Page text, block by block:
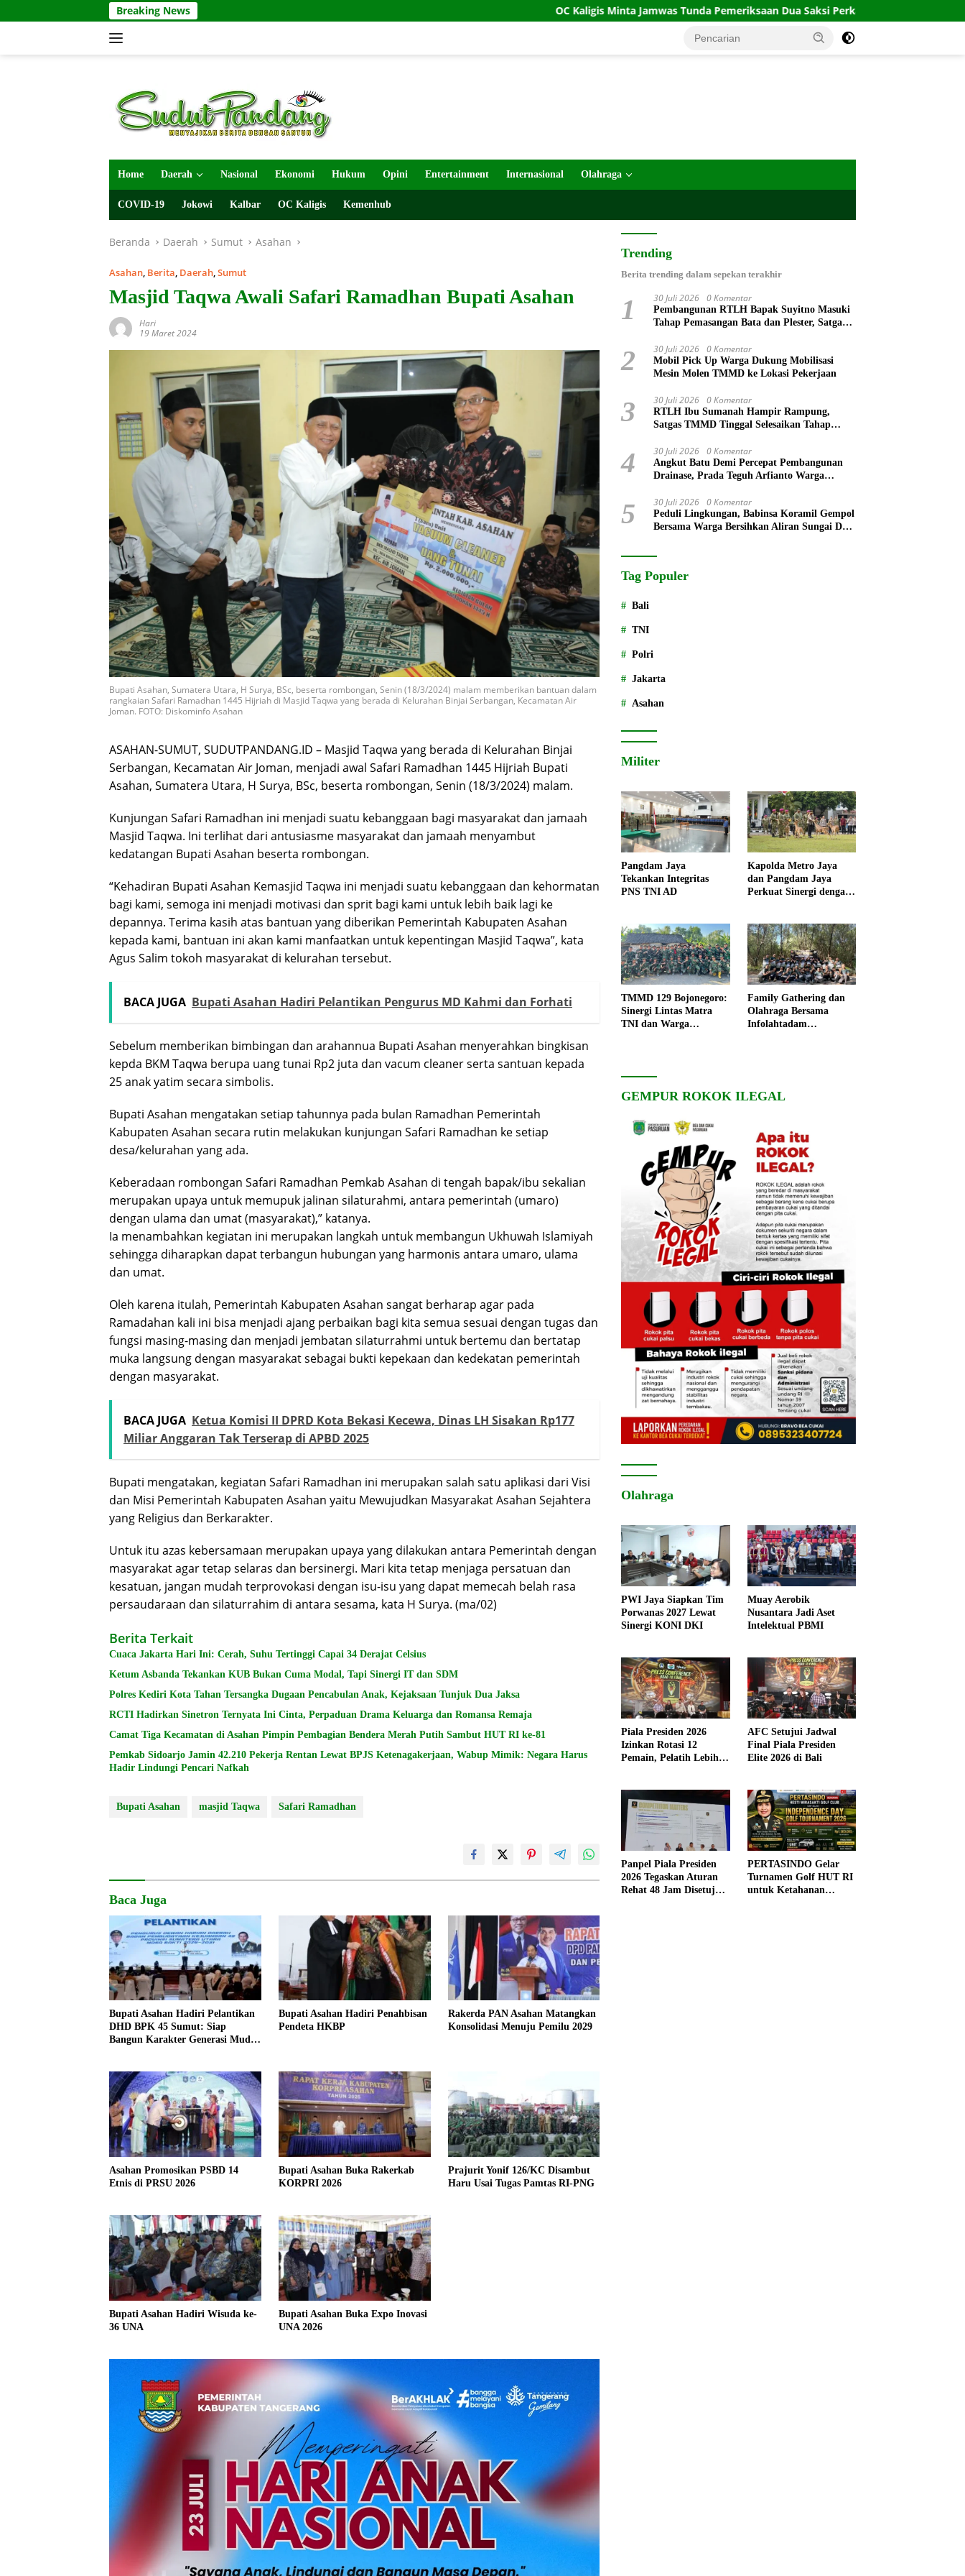
ke
Breaking News OC Kaligis Minta Jamwas Tunda Pemeriksaan Dua Saksi Perkara Lodewyk Pusung
Home Daerah Nasional Ekonomi Hukum Opini Entertainment Internasional Olahraga
COVID-19 Jokowi Kalbar OC Kaligis Kemenhub
Beranda Daerah Sumut Asahan
Asahan, Berita, Daerah,Sumut
Masjid Taqwa Awali Safari Ramadhan Bupati Asahan
Hari
19 Maret 2024
Bupati Asahan, Sumatera Utara, H Surya, BSc, beserta rombongan, Senin (18/3/2024) malam memberikan bantuan dalam
rangkaian Safari Ramadhan 1445 Hijriah di Masjid Taqwa yang berada di Kelurahan Binjai Serbangan, Kecamatan Air
Joman. FOTO: Diskominfo Asahan
ASAHAN-SUMUT, SUDUTPANDANG.ID – Masjid Taqwa yang berada di Kelurahan Binjai
Serbangan, Kecamatan Air Joman, menjadi awal Safari Ramadhan 1445 Hijriah Bupati
Asahan, Sumatera Utara, H Surya, BSc, beserta rombongan, Senin (18/3/2024) malam.
Kunjungan Safari Ramadhan ini menjadi suatu kebanggaan bagi masyarakat dan jamaah
Masjid Taqwa. Ini terlihat dari antusiasme masyarakat dan jamaah menyambut
kedatangan Bupati Asahan beserta rombongan.
“Kehadiran Bupati Asahan Kemasjid Taqwa ini menjadi suatu kebanggaan dan kehormatan
bagi kami, semoga ini menjadi motivasi dan sprit bagi kami untuk lebih baik lagi ke
depannya. Terima kasih atas bantuan yang diberikan Pemerintah Kabupaten Asahan
kepada kami, bantuan ini akan kami manfaatkan untuk kepentingan Masjid Taqwa”, kata
Agus Salim tokoh masyarakat di kelurahan tersebut.
BACA JUGA Bupati Asahan Hadiri Pelantikan Pengurus MD Kahmi dan Forhati
Sebelum memberikan bimbingan dan arahannua Bupati Asahan menyerahkan bingkisan
kepda BKM Taqwa berupa uang tunai Rp2 juta dan vacum cleaner serta santuan kepada
25 anak yatim secara simbolis.
Bupati Asahan mengatakan setiap tahunnya pada bulan Ramadhan Pemerintah
Kabupaten Asahan secara rutin melakukan kunjungan Safari Ramadhan ke setiap
desa/kelurahan yang ada.
Keberadaan rombongan Safari Ramadhan Pemkab Asahan di tengah bapak/ibu sekalian
merupakan upaya untuk memupuk jalinan silaturahmi, antara pemerintah (umaro)
dengan ulama dan umat (masyarakat),” katanya.
Ia menambahkan kegiatan ini merupakan langkah untuk membangun Ukhuwah Islamiyah
sehingga diharapkan dapat terbangun hubungan yang harmonis antara umaro, ulama
dan umat.
Oleh karena itulah, Pemerintah Kabupaten Asahan sangat berharap agar pada
Ramadahan kali ini bisa menjadi ajang perbaikan bagi kita semua sesuai dengan tugas dan
fungsi masing-masing dan menjadi jembatan silaturrahmi untuk bertemu dan bertatap
muka langsung dengan masyarakat sebagai bukti kepekaan dan kedekatan pemerintah
dengan masyarakat.
BACA JUGA Ketua Komisi II DPRD Kota Bekasi Kecewa, Dinas LH Sisakan Rp177
Miliar Anggaran Tak Terserap di APBD 2025
Bupati mengatakan, kegiatan Safari Ramadhan ini merupakan salah satu aplikasi dari Visi
dan Misi Pemerintah Kabupaten Asahan yaitu Mewujudkan Masyarakat Asahan Sejahtera
yang Religius dan Berkarakter.
Untuk itu azas kebersamaan merupakan upaya yang dilakukan antara Pemerintah dengan
masyarakat agar tetap selaras dan bersinergi. Mari kita tetap menjaga persatuan dan
kesatuan, jangan mudah terprovokasi dengan isu-isu yang dapat memecah belah rasa
persaudaraan dan silaturrahim di antara sesama, kata H Surya. (ma/02)
Berita Terkait
Cuaca Jakarta Hari Ini: Cerah, Suhu Tertinggi Capai 34 Derajat Celsius
Ketum Asbanda Tekankan KUB Bukan Cuma Modal, Tapi Sinergi IT dan SDM
Polres Kediri Kota Tahan Tersangka Dugaan Pencabulan Anak, Kejaksaan Tunjuk Dua Jaksa
RCTI Hadirkan Sinetron Ternyata Ini Cinta, Perpaduan Drama Keluarga dan Romansa Remaja
Camat Tiga Kecamatan di Asahan Pimpin Pembagian Bendera Merah Putih Sambut HUT RI ke-81
Pemkab Sidoarjo Jamin 42.210 Pekerja Rentan Lewat BPJS Ketenagakerjaan, Wabup Mimik: Negara Harus
Hadir Lindungi Pencari Nafkah
Bupati Asahan masjid Taqwa Safari Ramadhan
Baca Juga
Bupati Asahan Hadiri Pelantikan
DHD BPK 45 Sumut: Siap
Bangun Karakter Generasi Muda
Bupati Asahan Hadiri Penahbisan
Pendeta HKBP
Rakerda PAN Asahan Matangkan
Konsolidasi Menuju Pemilu 2029
Asahan Promosikan PSBD 14
Etnis di PRSU 2026
Bupati Asahan Buka Rakerkab
KORPRI 2026
Prajurit Yonif 126/KC Disambut
Haru Usai Tugas Pamtas RI-PNG
Bupati Asahan Hadiri Wisuda ke-
36 UNA
Bupati Asahan Buka Expo Inovasi
UNA 2026
Trending
Berita trending dalam sepekan terakhir
1 30 Juli 2026 0 Komentar
Pembangunan RTLH Bapak Suyitno Masuki
Tahap Pemasangan Bata dan Plester, Satgas
2 30 Juli 2026 0 Komentar
Mobil Pick Up Warga Dukung Mobilisasi
Mesin Molen TMMD ke Lokasi Pekerjaan
3 30 Juli 2026 0 Komentar
RTLH Ibu Sumanah Hampir Rampung,
Satgas TMMD Tinggal Selesaikan Tahap
4 30 Juli 2026 0 Komentar
Angkut Batu Demi Percepat Pembangunan
Drainase, Prada Teguh Arfianto Warga
5 30 Juli 2026 0 Komentar
Peduli Lingkungan, Babinsa Koramil Gempol
Bersama Warga Bersihkan Aliran Sungai Desa
Tag Populer
Bali
TNI
Polri
Jakarta
Asahan
Militer
Pangdam Jaya
Tekankan Integritas
PNS TNI AD
Kapolda Metro Jaya
dan Pangdam Jaya
Perkuat Sinergi dengan
TMMD 129 Bojonegoro:
Sinergi Lintas Matra
TNI dan Warga
Family Gathering dan
Olahraga Bersama
Infolahtadam
GEMPUR ROKOK ILEGAL
Olahraga
PWI Jaya Siapkan Tim
Porwanas 2027 Lewat
Sinergi KONI DKI
Muay Aerobik
Nusantara Jadi Aset
Intelektual PBMI
Piala Presiden 2026
Izinkan Rotasi 12
Pemain, Pelatih Lebih
AFC Setujui Jadwal
Final Piala Presiden
Elite 2026 di Bali
Panpel Piala Presiden
2026 Tegaskan Aturan
Rehat 48 Jam Disetujui
PERTASINDO Gelar
Turnamen Golf HUT RI
untuk Ketahanan